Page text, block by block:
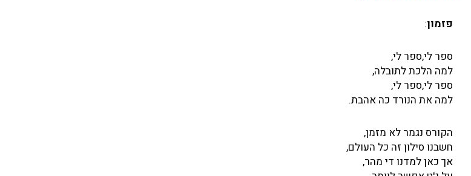
פזמון:
ספר לי,ספר לי,
למה הלכת לתובלה,
ספר לי,ספר לי,
למה את הנורד כה אהבת.
הקורס נגמר לא מזמן,
חשבנו סילון זה כל העולם,
אך כאן למדנו די מהר,